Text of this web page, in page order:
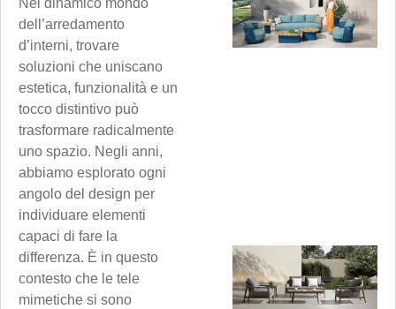
Nel dinamico mondo
dell’arredamento
d’interni, trovare
soluzioni che uniscano
estetica, funzionalità e un
tocco distintivo può
trasformare radicalmente
uno spazio. Negli anni,
abbiamo esplorato ogni
angolo del design per
individuare elementi
capaci di fare la
differenza. È in questo
contesto che le tele
mimetiche si sono